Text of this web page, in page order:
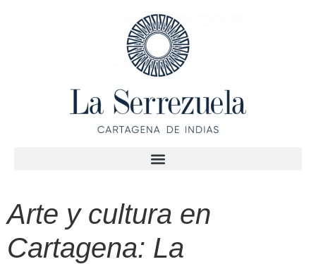
Arte y cultura en
Cartagena: La